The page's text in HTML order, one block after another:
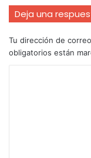
Deja una
Tu dirección de
obligatorios están